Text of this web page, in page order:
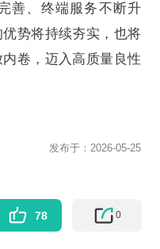
善、终端服务不断升
势将持续夯实，也将
卷，迈入高质量良性
发布于： 2026-05-25
78 0